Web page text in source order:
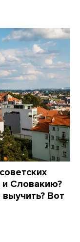
и Словакию?
Вот